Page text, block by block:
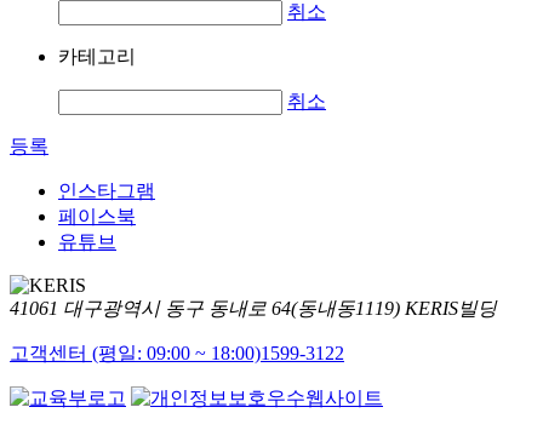
취소
카테고리
취소
등록
인스타그램
페이스북
유튜브
41061 대구광역시 동구 동내로 64(동내동1119) KERIS빌딩
고객센터 (평일: 09:00 ~ 18:00)1599-3122